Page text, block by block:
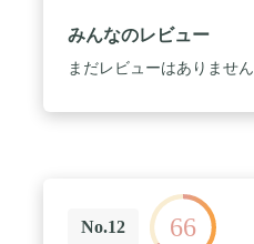
り仕様が異なります。
みんなのレビュー
まだレビューはありません
No.12 66